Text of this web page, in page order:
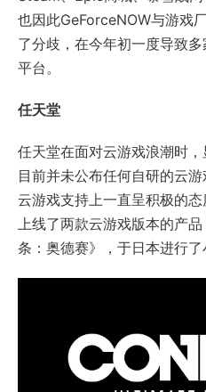
也因此GeForceNOW与游戏
了分歧，在今年初一度导致
平台。
任天堂
任天堂在面对云游戏浪潮时
目前并未公布任何自研的云
云游戏支持上一直呈积极的
上线了两款云游戏版本的产
条：奥德赛》，于日本进行了